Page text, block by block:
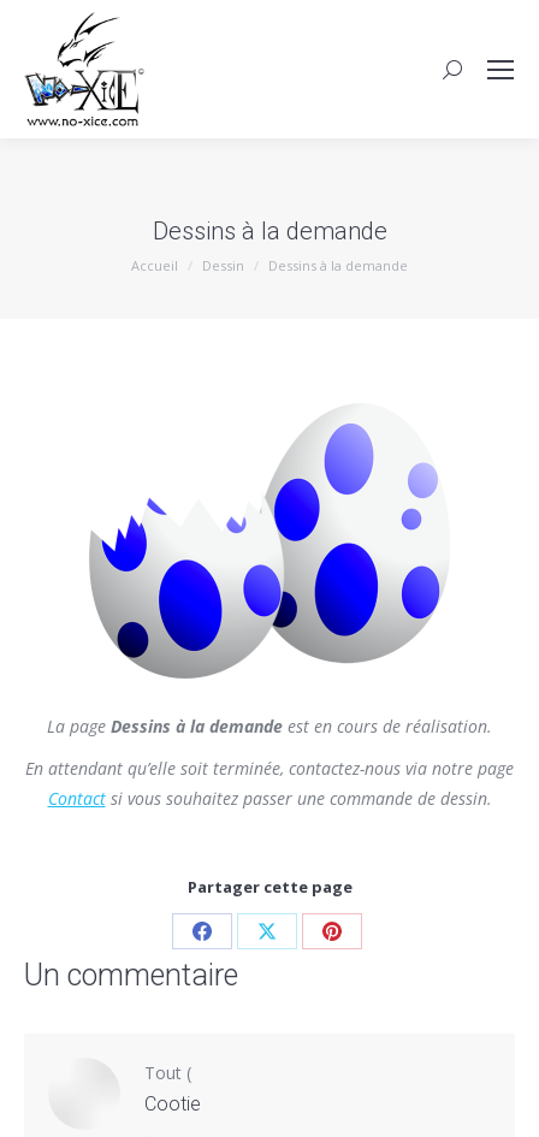
Dessins à la demande
Vous êtes ici :
Accueil Dessin Dessins à la demande
La page Dessins à la demande est en cours de réalisation.
En attendant qu’elle soit terminée, contactez-nous via notre page
Contactsi vous souhaitez passer une commande de dessin.
Partager cette page
Un commentaire
Tout (
Cootie